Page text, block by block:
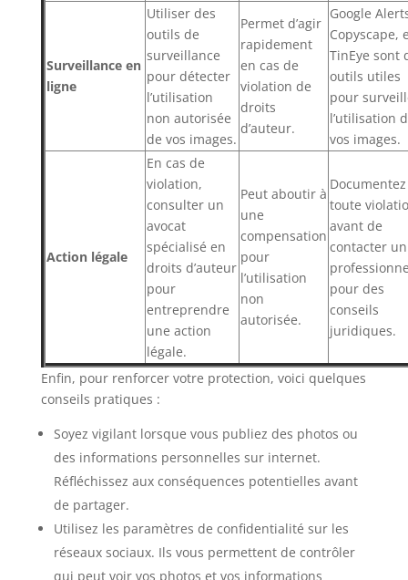
Surveillance en
ligne
Utiliser des
outils de
surveillance
pour détecter
l’utilisation
non autorisée
de vos images.
Permet d’agir
rapidement
en cas de
violation de
droits
d’auteur.
Google
Copyscape,
TinEye sont
outils utiles
pour
l’utilisation
vos images.
Action légale
En cas de
violation,
consulter un
avocat
spécialisé en
droits d’auteur
pour
entreprendre
une action
légale.
Peut aboutir à
une
compensation
pour
l’utilisation
non
autorisée.
Documentez
toute
avant de
contacter un
pour des
conseils
juridiques.
Enfin, pour renforcer votre protection, voici quelques
conseils pratiques :
Soyez vigilant lorsque vous publiez des photos ou
des informations personnelles sur internet.
Réfléchissez aux conséquences potentielles avant
de partager.
Utilisez les paramètres de confidentialité sur les
réseaux sociaux. Ils vous permettent de contrôler
qui peut voir vos photos et vos informations